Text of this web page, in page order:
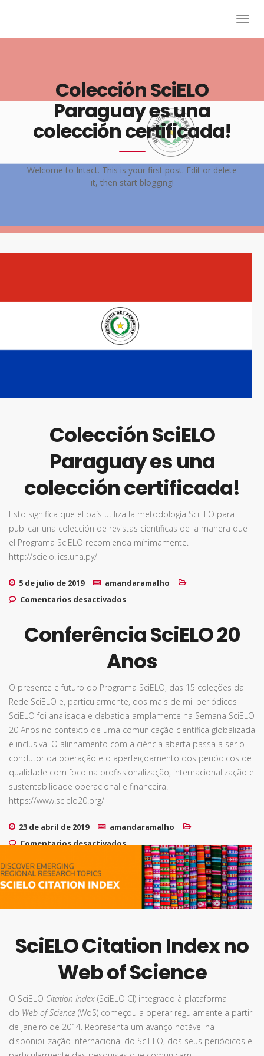
Colección SciELO
Paraguay es una
colección certificada!
Welcome to Intact. This is your first post. Edit or delete
it, then start blogging!
Colección SciELO
Paraguay es una
colección certificada!
Esto significa que el país utiliza la metodología SciELO para
publicar una colección de revistas científicas de la manera que
el Programa SciELO recomienda mínimamente.
http://scielo.iics.una.py/
5 de julio de 2019
amandaramalho
Comentarios desactivadosen Colección SciELO Paraguay es
Conferência SciELO 20
Anos
O presente e futuro do Programa SciELO, das 15 coleções da
Rede SciELO e, particularmente, dos mais de mil periódicos
SciELO foi analisada e debatida amplamente na Semana SciELO
20 Anos no contexto de uma comunicação científica globalizada
e inclusiva. O alinhamento com a ciência aberta passa a ser o
condutor da operação e o aperfeiçoamento dos periódicos de
qualidade com foco na profissionalização, internacionalização e
sustentabilidade operacional e financeira.
https://www.scielo20.org/
23 de abril de 2019
amandaramalho
Comentarios desactivadosen Conferência SciELO 20 Anos
SciELO Citation Index no
Web of Science
O SciELO Citation Index (SciELO CI) integrado à plataforma
do Web of Science (WoS) começou a operar regulamente a partir
de janeiro de 2014. Representa um avanço notável na
disponibilização internacional do SciELO, dos seus periódicos e